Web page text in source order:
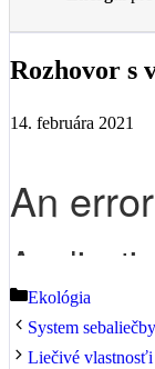
Rozhovor s
14. februára 2021
Kategórie
Ekológia
System
Liečivé